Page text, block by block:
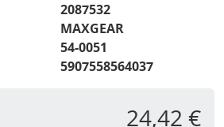
2087532
MAXGEAR
54-0051
5907558564037
24,42 €